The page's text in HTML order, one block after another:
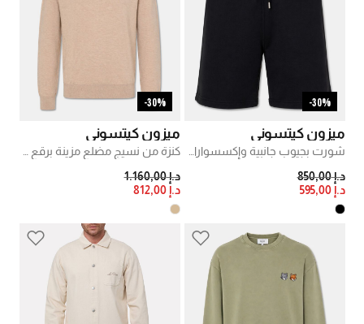
30%-
ميزون كيتسوني
PRICE REDUCED FROM
د.إ 850,00
TO
د.إ 595,00
30%-
ميزون كيتسوني
PRICE REDUCED FROM
د.إ 1.160,00
د.إ 812,00